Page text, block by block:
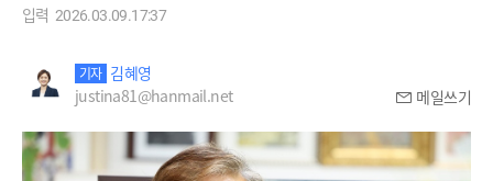
입력 2026.03.09.17:37
기자 김혜영
justina81@hanmail.net
메일쓰기